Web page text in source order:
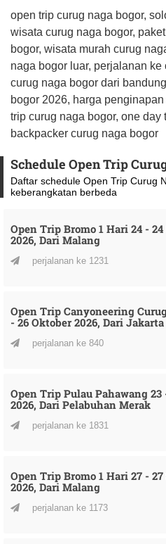
open trip curug naga bogor,
wisata curug naga bogor,
bogor, wisata murah curug
naga bogor luar, perjalanan
curug naga bogor dari
bogor 2026, harga
trip curug naga bogor, one
backpacker curug naga bogor
Schedule Open Trip
Daftar schedule Open Trip Curug
keberangkatan berbeda
Open Trip Bromo 1 Hari 24 -
2026, Dari Malang
perjalanan ke 1231
Open Trip Canyoneering
- 26 Oktober 2026, Dari Jakarta
perjalanan ke 840
Open Trip Pulau Pahawang 23
2026, Dari Pelabuhan Merak
perjalanan ke 1831
Open Trip Bromo 1 Hari 27 -
2026, Dari Malang
perjalanan ke 1173